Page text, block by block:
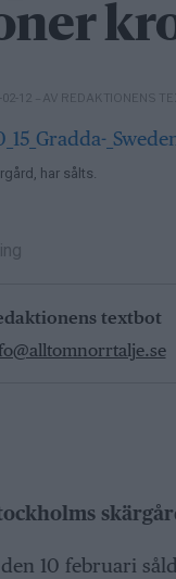
02-12 – AV REDAKTIONENS
har sålts.
textbot
10 februari